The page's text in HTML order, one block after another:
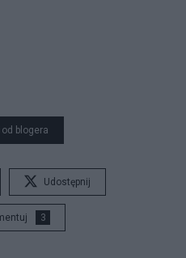
blogera
Udostępnij
3